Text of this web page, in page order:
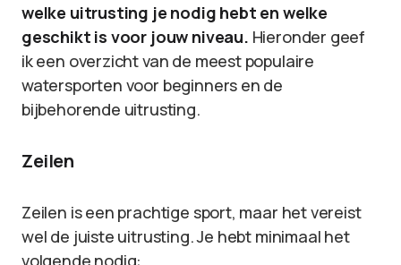
welke uitrusting je nodig hebt en welke
geschikt is voor jouw niveau. Hieronder geef
ik een overzicht van de meest populaire
watersporten voor beginners en de
bijbehorende uitrusting.
Zeilen
Zeilen is een prachtige sport, maar het vereist
wel de juiste uitrusting. Je hebt minimaal het
volgende nodig: